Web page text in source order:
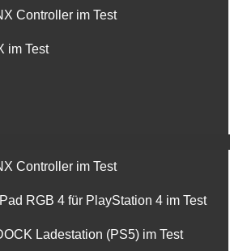
Controller im Test
im Test
Controller im Test
RGB 4 für PlayStation 4 im Test
Ladestation (PS5) im Test